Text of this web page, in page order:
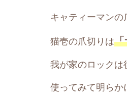
キャティーマンの
猫壱の爪切りは「
我が家のロックは
使ってみて明らか